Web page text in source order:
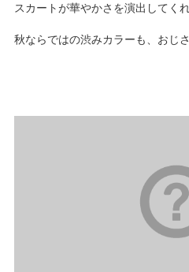
スカートが華やかさを演出してく
秋ならではの渋みカラーも、おじ